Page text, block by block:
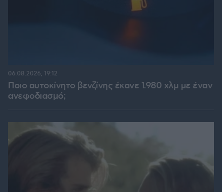
Ποιο αυτοκίνητο βενζίνης έκανε 1.980 χλμ με έναν
ανεφοδιασμό;
06.08.2026, 19:12